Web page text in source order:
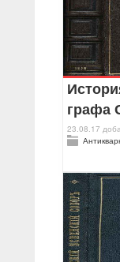
графа
23.08.17